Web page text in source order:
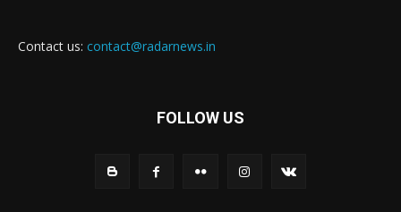
Contact us: contact@radarnews.in
FOLLOW US